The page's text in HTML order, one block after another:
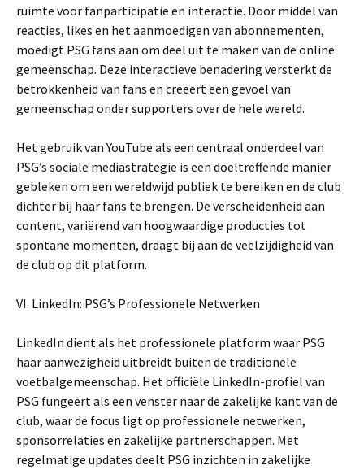
ruimte voor fanparticipatie en interactie. Door middel van
reacties, likes en het aanmoedigen van abonnementen,
moedigt PSG fans aan om deel uit te maken van de online
gemeenschap. Deze interactieve benadering versterkt de
betrokkenheid van fans en creëert een gevoel van
gemeenschap onder supporters over de hele wereld.
Het gebruik van YouTube als een centraal onderdeel van
PSG’s sociale mediastrategie is een doeltreffende manier
gebleken om een wereldwijd publiek te bereiken en de club
dichter bij haar fans te brengen. De verscheidenheid aan
content, variërend van hoogwaardige producties tot
spontane momenten, draagt bij aan de veelzijdigheid van
de club op dit platform.
VI. LinkedIn: PSG’s Professionele Netwerken
LinkedIn dient als het professionele platform waar PSG
haar aanwezigheid uitbreidt buiten de traditionele
voetbalgemeenschap. Het officiële LinkedIn-profiel van
PSG fungeert als een venster naar de zakelijke kant van de
club, waar de focus ligt op professionele netwerken,
sponsorrelaties en zakelijke partnerschappen. Met
regelmatige updates deelt PSG inzichten in zakelijke